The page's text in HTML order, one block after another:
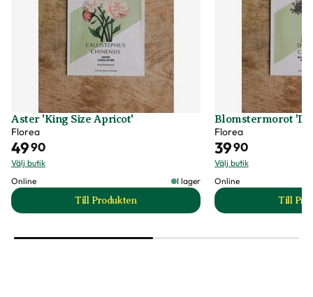
Aster 'King Size Apricot'
Florea
4990
Välj butik
Online
I lager
Till Produkten
till Aster 'King Size Apricot' produktsida
Blomstermorot
Florea
3990
Välj butik
Online
Till